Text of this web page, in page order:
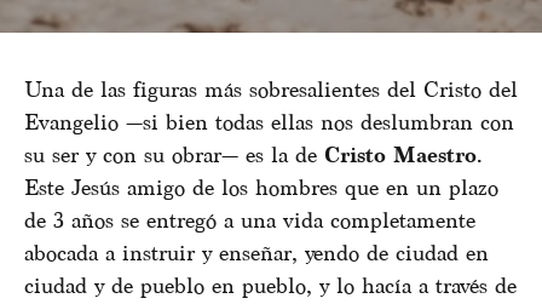
Una de las figuras más sobresalientes del Cristo del
Evangelio —si bien todas ellas nos deslumbran con
su ser y con su obrar— es la de Cristo Maestro.
Este Jesús amigo de los hombres que en un plazo
de 3 años se entregó a una vida completamente
abocada a instruir y enseñar, yendo de ciudad en
ciudad y de pueblo en pueblo, y lo hacía a través de